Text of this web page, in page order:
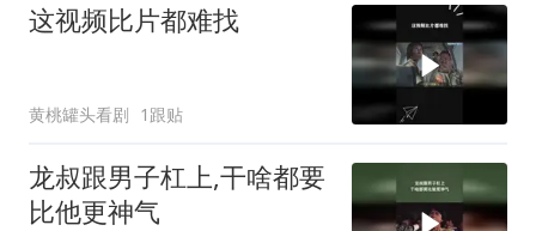
这视频比片都难找
黄桃罐头看剧 1跟贴
龙叔跟男子杠上,干啥都要
比他更神气